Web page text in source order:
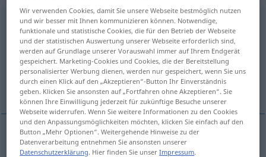
brusnica
Übersicht aller Übersetzungen
(Für mehr Details die Übersetzung anklicken/antippen)
Preiselbeere
Preiselbeeref brusnica
Wir verwenden Cookies, damit Sie unsere Webseite bestmöglich nutzen
und wir besser mit Ihnen kommunizieren können. Notwendige,
funktionale und statistische Cookies, die für den Betrieb der Webseite
und der statistischen Auswertung unserer Webseite erforderlich sind,
werden auf Grundlage unserer Vorauswahl immer auf Ihrem Endgerät
gespeichert. Marketing-Cookies und Cookies, die der Bereitstellung
personalisierter Werbung dienen, werden nur gespeichert, wenn Sie uns
durch einen Klick auf den „Akzeptieren“-Button Ihr Einverständnis
geben. Klicken Sie ansonsten auf „Fortfahren ohne Akzeptieren“. Sie
können Ihre Einwilligung jederzeit für zukünftige Besuche unserer
Webseite widerrufen. Wenn Sie weitere Informationen zu den Cookies
und den Anpassungsmöglichkeiten möchten, klicken Sie einfach auf den
Button „Mehr Optionen“. Weitergehende Hinweise zu der
Datenverarbeitung entnehmen Sie ansonsten unserer
Datenschutzerklärung. Hier finden Sie unserImpressum.